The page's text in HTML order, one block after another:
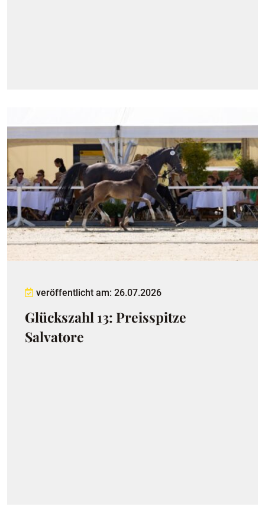
veröffentlicht am: 26.07.2026
Glückszahl 13: Preisspitze
Salvatore